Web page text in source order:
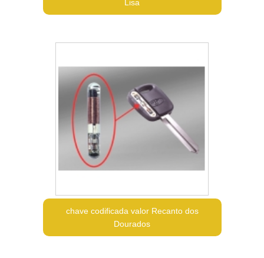
Lisa
chave codificada valor Recanto dos
Dourados